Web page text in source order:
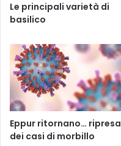
Le principali varietà di
basilico
Eppur ritornano… ripresa
dei casi di morbillo